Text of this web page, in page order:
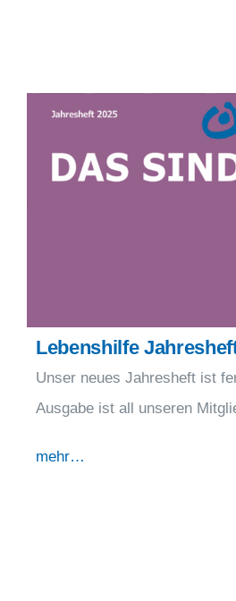
Lebenshilfe
Unser neues Jahresheft ist
Ausgabe ist all unseren
mehr…